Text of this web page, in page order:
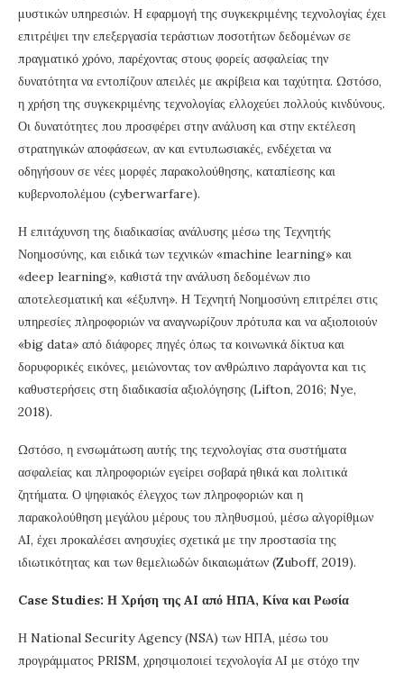
μυστικών υπηρεσιών. Η εφαρμογή της συγκεκριμένης τεχνολογίας έχει
επιτρέψει την επεξεργασία τεράστιων ποσοτήτων δεδομένων σε
πραγματικό χρόνο, παρέχοντας στους φορείς ασφαλείας την
δυνατότητα να εντοπίζουν απειλές με ακρίβεια και ταχύτητα. Ωστόσο,
η χρήση της συγκεκριμένης τεχνολογίας ελλοχεύει πολλούς κινδύνους.
Οι δυνατότητες που προσφέρει στην ανάλυση και στην εκτέλεση
στρατηγικών αποφάσεων, αν και εντυπωσιακές, ενδέχεται να
οδηγήσουν σε νέες μορφές παρακολούθησης, καταπίεσης και
κυβερνοπολέμου (cyberwarfare).
Η επιτάχυνση της διαδικασίας ανάλυσης μέσω της Τεχνητής
Νοημοσύνης, και ειδικά των τεχνικών «machine learning» και
«deep learning», καθιστά την ανάλυση δεδομένων πιο
αποτελεσματική και «έξυπνη». Η Τεχνητή Νοημοσύνη επιτρέπει στις
υπηρεσίες πληροφοριών να αναγνωρίζουν πρότυπα και να αξιοποιούν
«big data» από διάφορες πηγές όπως τα κοινωνικά δίκτυα και
δορυφορικές εικόνες, μειώνοντας τον ανθρώπινο παράγοντα και τις
καθυστερήσεις στη διαδικασία αξιολόγησης (Lifton, 2016; Nye,
2018).
Ωστόσο, η ενσωμάτωση αυτής της τεχνολογίας στα συστήματα
ασφαλείας και πληροφοριών εγείρει σοβαρά ηθικά και πολιτικά
ζητήματα. Ο ψηφιακός έλεγχος των πληροφοριών και η
παρακολούθηση μεγάλου μέρους του πληθυσμού, μέσω αλγορίθμων
AI, έχει προκαλέσει ανησυχίες σχετικά με την προστασία της
ιδιωτικότητας και των θεμελιωδών δικαιωμάτων (Zuboff, 2019).
Case Studies: Η Χρήση της AI από ΗΠΑ, Κίνα και Ρωσία
Η National Security Agency (NSA) των ΗΠΑ, μέσω του
προγράμματος PRISM, χρησιμοποιεί τεχνολογία AI με στόχο την